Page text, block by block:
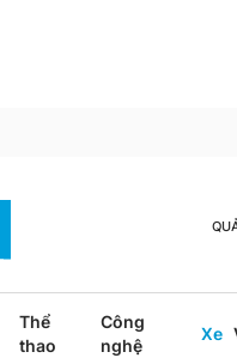
Thể
thao
Công
nghệ
Xe